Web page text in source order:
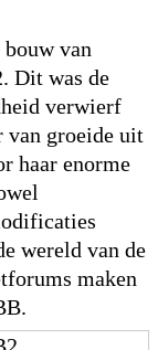
van
Dit was de
verwierf
van groeide uit
haar enorme
wereld van de
maken